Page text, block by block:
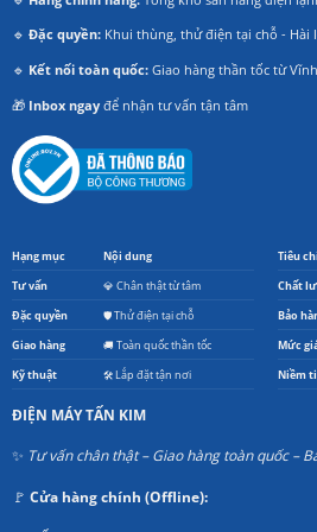
🔹 Đặc quyền:Khui thùng, thử điện tại chỗ - Hài
🔹 Kết nối toàn quốc:Giao hàng thần tốc từ
🎁 Inbox ngayđể nhận tư vấn tận tâm
Hạng mục Nội dung
Tư vấn 💎 Chân thật từ tâm
Đặc quyền 🛡️ Thử điện tại chỗ
Giao hàng 🚚 Toàn quốc thần tốc
Kỹ thuật 🛠️ Lắp đặt tận nơi
Tiêu
Chất
Bảo
Mức
Niềm
ĐIỆN MÁY TẤN KIM
✨ Tư vấn chân thật – Giao hàng toàn quốc –
🚩 Cửa hàng chính (Offline):